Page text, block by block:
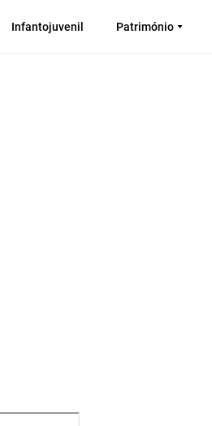
Infantojuvenil Património